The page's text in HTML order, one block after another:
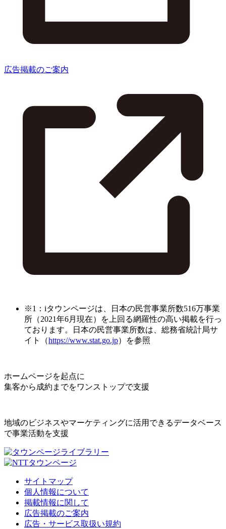
広告掲載のご案内
※1：iタウンページは、日本の民営事業所数516万事業
所（2021年6月現在）を上回る網羅性の高い掲載を行っ
ております。日本の民営事業所数は、総務省統計局サ
イト（https://www.stat.go.jp）を参照
ホームページを起点に
集客から成約までをワンストップで支援
地域のビジネスやマーケティングに活用できるデータベース
で事業活動を支援
サイトマップ
個人情報について
掲載情報に関して
広告掲載のご案内
広告・サービス取扱い規約